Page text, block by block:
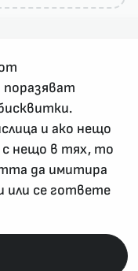
и ако нещо
нещо в тях, то
да имитира
или се гответе